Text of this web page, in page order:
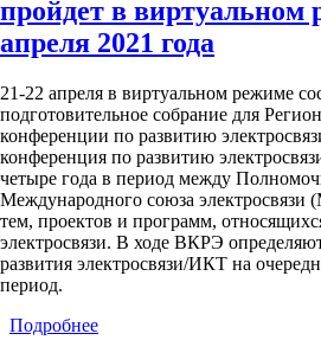
о
целесообразности
размещения
систем
(ресурсов)
на
ресурсах
республиканского
центра
обработки
данных
и
пройдет в виртуальном
апреля 2021 года
21-22 апреля в виртуальном режиме
подготовительное собрание для
конференции по развитию
конференция по развитию
четыре года в период между
Международного союза электросвязи
тем, проектов и программ,
электросвязи. В ходе ВКРЭ
развития электросвязи/ИКТ на
период.
Подробнее